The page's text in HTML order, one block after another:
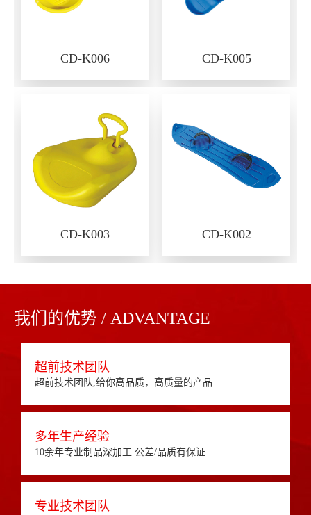
CD-K006 CD-K005
CD-K003 CD-K002
我们的优势 / ADVANTAGE
超前技术团队
超前技术团队,给你高品质，高质量的产品
多年生产经验
10余年专业制品深加工 公差/品质有保证
专业技术团队